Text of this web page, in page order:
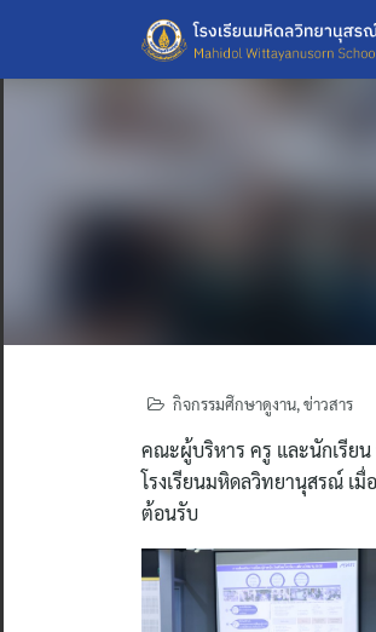
content
กิจกรรมศึกษาดูงาน,ข่าวสาร
คณะผู้บริหาร ครู และนักเรีย
โรงเรียนมหิดลวิทยานุสรณ์ เ
ต้อนรับ